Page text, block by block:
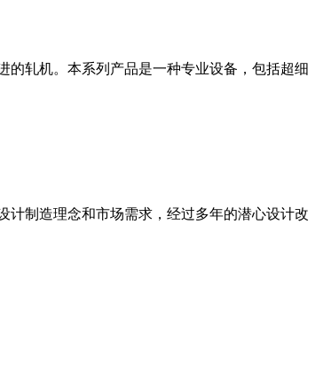
的轧机。本系列产品是一种专业设备，包括超细
计制造理念和市场需求，经过多年的潜心设计改